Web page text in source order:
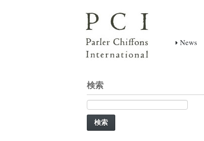
News
検索
検
索: